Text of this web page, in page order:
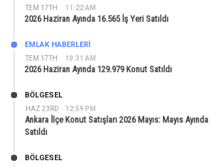
TEM 17TH 11:22 AM
2026 Haziran Ayında 16.565 İş Yeri Satıldı
TEM 17TH 10:31 AM
EMLAK HABERLERI
2026 Haziran Ayında 129.979 Konut Satıldı
HAZ 23RD 12:59 PM
BÖLGESEL
Ankara İlçe Konut Satışları 2026 Mayıs: Mayıs
Satıldı
BÖLGESEL